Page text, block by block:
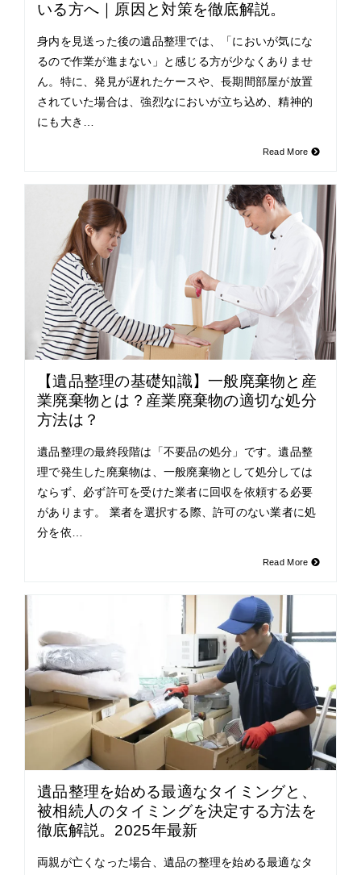
いる方へ｜原因と対策を徹底解説。
身内を見送った後の遺品整理では、「においが気にな
るので作業が進まない」と感じる方が少なくありませ
ん。特に、発見が遅れたケースや、長期間部屋が放置
されていた場合は、強烈なにおいが立ち込め、精神的
にも大き…
Read More
【遺品整理の基礎知識】一般廃棄物と産
業廃棄物とは？産業廃棄物の適切な処分
方法は？
遺品整理の最終段階は「不要品の処分」です。遺品整
理で発生した廃棄物は、一般廃棄物として処分しては
ならず、必ず許可を受けた業者に回収を依頼する必要
があります。 業者を選択する際、許可のない業者に処
分を依…
Read More
遺品整理を始める最適なタイミングと、
被相続人のタイミングを決定する方法を
徹底解説。2025年最新
両親が亡くなった場合、遺品の整理を始める最適なタ